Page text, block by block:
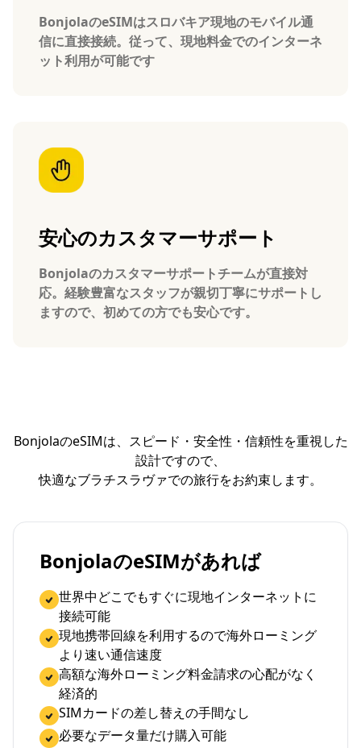
BonjolaのeSIMはスロバキア現地のモバイル通
信に直接接続。従って、現地料金でのインターネ
ット利用が可能です
安心のカスタマーサポート
Bonjolaのカスタマーサポートチームが直接対
応。経験豊富なスタッフが親切丁寧にサポートし
ますので、初めての方でも安心です。
BonjolaのeSIMは、スピード・安全性・信頼性を重視した
設計ですので、
快適なブラチスラヴァでの旅行をお約束します。
BonjolaのeSIMがあれば
世界中どこでもすぐに現地インターネットに
接続可能
現地携帯回線を利用するので海外ローミング
より速い通信速度
高額な海外ローミング料金請求の心配がなく
経済的
SIMカードの差し替えの手間なし
必要なデータ量だけ購入可能